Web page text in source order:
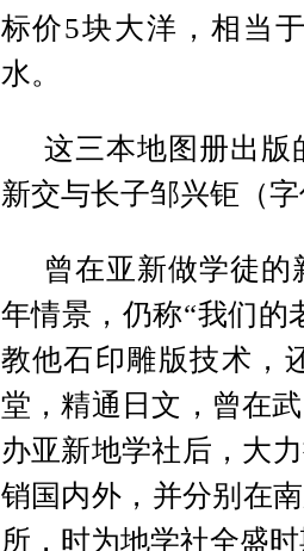
标价5块大洋，相当
水。
这三本地图册出版
新交与长子邹兴钜（
曾在亚新做学徒的
年情景，仍称“我们的
教他石印雕版技术，
堂，精通日文，曾在
办亚新地学社后，大
销国内外，并分别在
所，时为地学社全盛